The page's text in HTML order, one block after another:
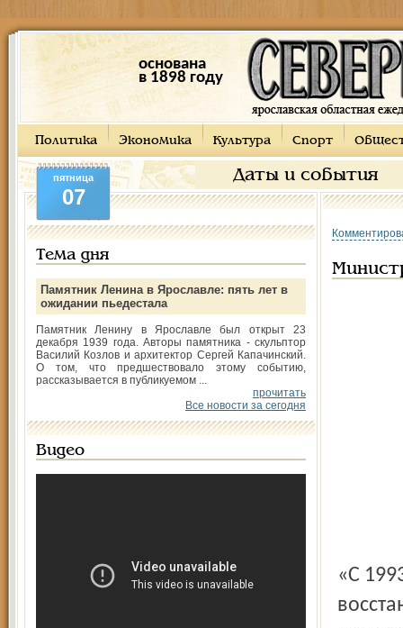
основана
в 1898 году
Политика Экономика Культура Спорт
Даты и события
пятница
07
Тема дня
Памятник Ленина в Ярославле: пять лет в
ожидании пьедестала
Памятник Ленину в Ярославле был открыт 23
декабря 1939 года. Авторы памятника - скульптор
Василий Козлов и архитектор Сергей Капачинский.
О том, что предшествовало этому событию,
рассказывается в публикуемом ...
прочитать
Все новости за сегодня
Видео
«С